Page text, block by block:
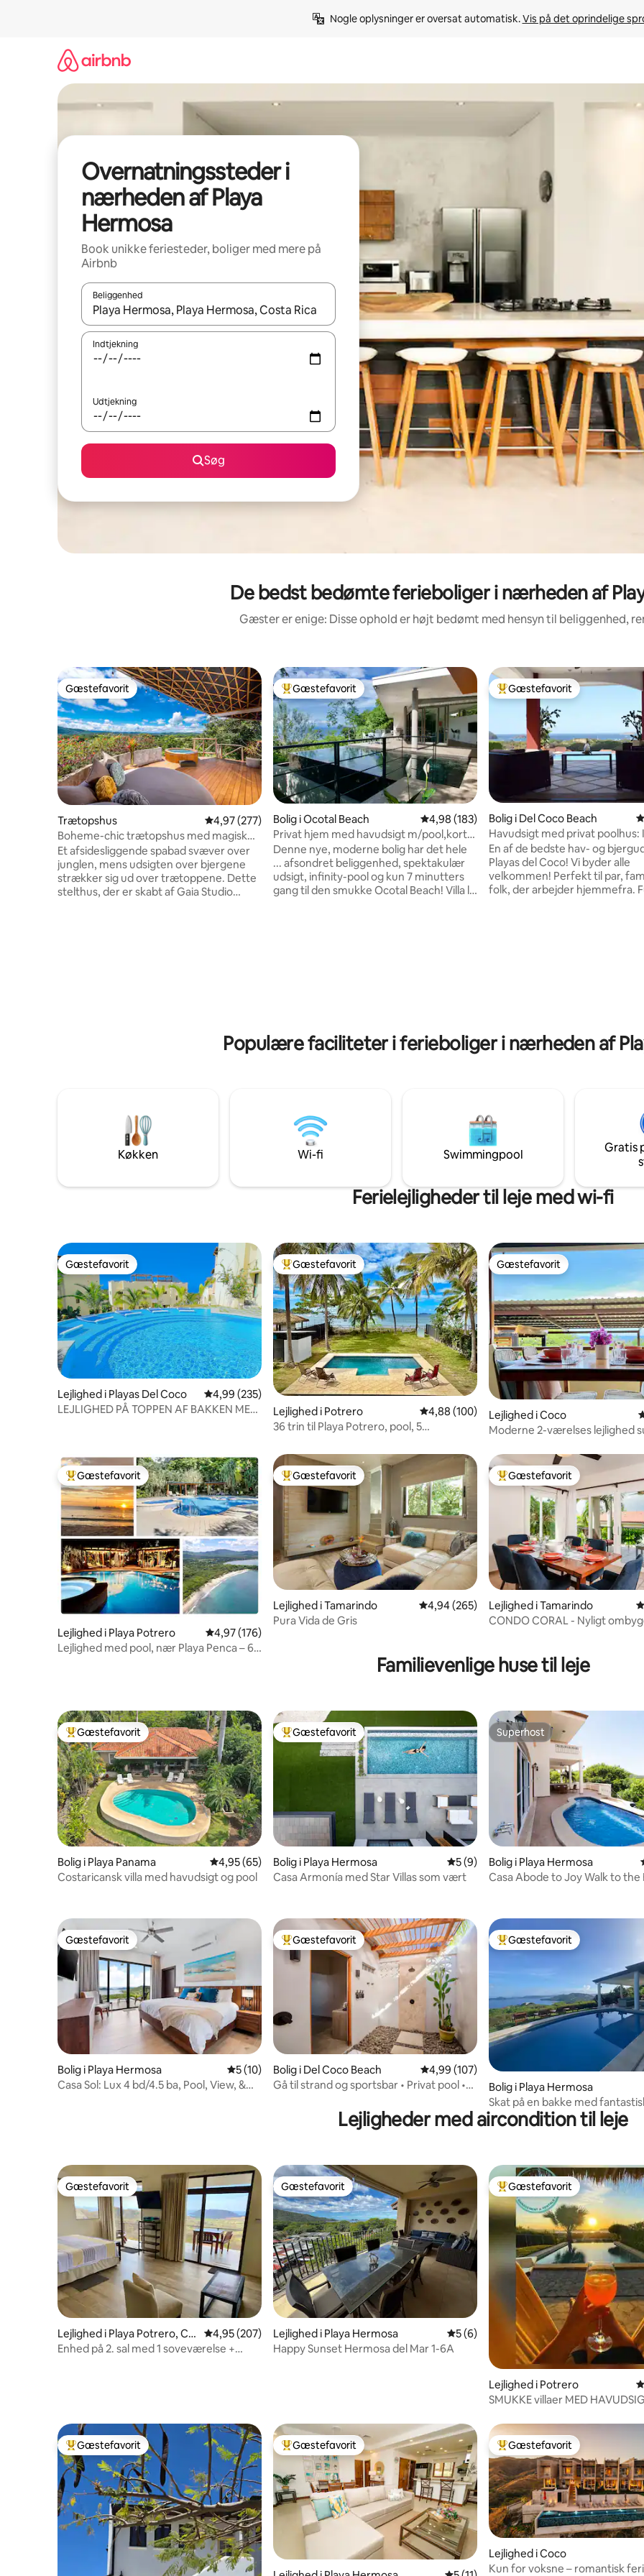
Nogle oplysninger er oversat automatisk. Vis på det oprindelige
Overnatningssteder i
nærheden af Playa
Hermosa
Book unikke feriesteder, boliger med mere på
Airbnb
Beliggenhed
Når resultaterne er tilgængelige, skal du navigere med piletasterne op og ned eller se mere ved at trykke eller stryge.
Indtjekning
Udtjekning
Søg
De bedst bedømte ferieboliger i nærheden af
Gæster er enige: Disse ophold er højt bedømt med hensyn til beliggenhed,
Gæstefavorit
Gæstefavorit
Trætopshus 4,97 ud af 5 i gennemsnitlig bedømmelse, 277 omtaler
4,97 (277)
Boheme-chic trætopshus med magisk
udsigt og spabad
Et afsidesliggende spabad svæver over
junglen, mens udsigten over bjergene
strækker sig ud over trætoppene. Dette
stelthus, der er skabt af Gaia Studio
minutter væk, mens Tamarindos strande
og restauranter er tæt nok på til nemme
Bedste gæstefavorit
Gæstefavorit
Bolig i Ocotal Beach 4,98 ud af 5 i gennemsnitlig bedømmelse,
4,98 (183)
Privat hjem med havudsigt m/pool,kort
gåtur til stranden!
Denne nye, moderne bolig har det hele
... afsondret beliggenhed, spektakulær
udsigt, infinity-pool og kun 7 minutters
gang til den smukke Ocotal Beach! Villa la
Bedste gæstefavorit
Gæstefavorit
Bolig i Del Coco Beach
Havudsigt med privat poolhus:
En af de bedste hav- og
Playas del Coco! Vi byder alle
velkommen! Perfekt til par,
folk, der arbejder hjemmefra. Fuldt
Populære faciliteter i ferieboliger i nærheden af
Køkken Wi-fi Swimmingpool
Gratis
Ferielejligheder til leje med wi-fi
Gæstefavorit
Gæstefavorit
Lejlighed i Playas Del Coco 4,99 ud af 5 i gennemsnitlig bedømmelse, 235 omtaler
4,99 (235)
LEJLIGHED PÅ TOPPEN AF BAKKEN MED
Bedste gæstefavorit
Gæstefavorit
Lejlighed i Potrero 4,88 ud af 5 i gennemsnitlig bedømmelse,
4,88 (100)
36 trin til Playa Potrero, pool, 5
Gæstefavorit
Gæstefavorit
Lejlighed i Coco
Moderne 2-værelses lejlighed
Bedste gæstefavorit
Gæstefavorit
Lejlighed i Playa Potrero 4,97 ud af 5 i gennemsnitlig bedømmelse, 176 omtaler
4,97 (176)
Lejlighed med pool, nær Playa Penca – 6
Bedste gæstefavorit
Gæstefavorit
Lejlighed i Tamarindo 4,94 ud af 5 i gennemsnitlig bedømmelse,
4,94 (265)
Pura Vida de Gris
Bedste gæstefavorit
Gæstefavorit
Lejlighed i Tamarindo
CONDO CORAL - Nyligt
Familievenlige huse til leje
Bedste gæstefavorit
Gæstefavorit
Bolig i Playa Panama 4,95 ud af 5 i gennemsnitlig bedømmelse, 65 omtaler
4,95 (65)
Costaricansk villa med havudsigt og pool
Bedste gæstefavorit
Gæstefavorit
Bolig i Playa Hermosa 5 ud af 5 i gennemsnitlig bedømmelse,
5 (9)
Casa Armonía med Star Villas som vært
Superhost
Superhost
Bolig i Playa Hermosa
Casa Abode to Joy Walk to the
Gæstefavorit
Gæstefavorit
Bolig i Playa Hermosa 5 ud af 5 i gennemsnitlig bedømmelse, 10 omtaler
5 (10)
Casa Sol: Lux 4 bd/4.5 ba, Pool, View, &
Bedste gæstefavorit
Gæstefavorit
Bolig i Del Coco Beach 4,99 ud af 5 i gennemsnitlig bedømmelse,
4,99 (107)
Gå til strand og sportsbar • Privat pool •
Bedste gæstefavorit
Gæstefavorit
Bolig i Playa Hermosa
Skat på en bakke med
over Playa Hermosa
Lejligheder med aircondition til leje
Gæstefavorit
Gæstefavorit
Lejlighed i Playa Potrero, Co
sta Rica
4,95 ud af 5 i gennemsnitlig bedømmelse, 207 omtaler
4,95 (207)
Enhed på 2. sal med 1 soveværelse +
Gæstefavorit
Gæstefavorit
Lejlighed i Playa Hermosa 5 ud af 5 i gennemsnitlig bedømmelse,
5 (6)
Happy Sunset Hermosa del Mar 1-6A
Bedste gæstefavorit
Gæstefavorit
Lejlighed i Potrero
SMUKKE villaer MED
Bedste gæstefavorit
Gæstefavorit Bedste gæstefavorit
Gæstefavorit Bedste gæstefavorit
Gæstefavorit
Lejlighed i Coco
Kun for voksne – romantisk